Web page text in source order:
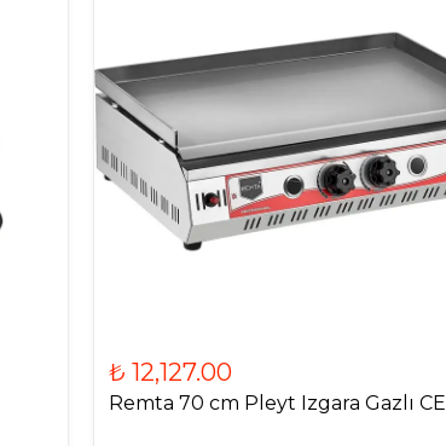
₺ 12,127.00
Remta 70 cm Pleyt Izgara Gazlı CE